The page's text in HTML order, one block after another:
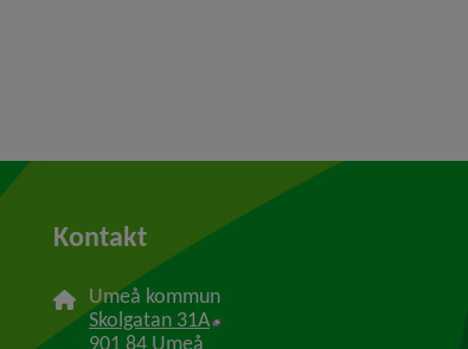
Kontakt
Umeå kommun
Skolgatan 31A Länk till annan webbplats,
901 84 Umeå